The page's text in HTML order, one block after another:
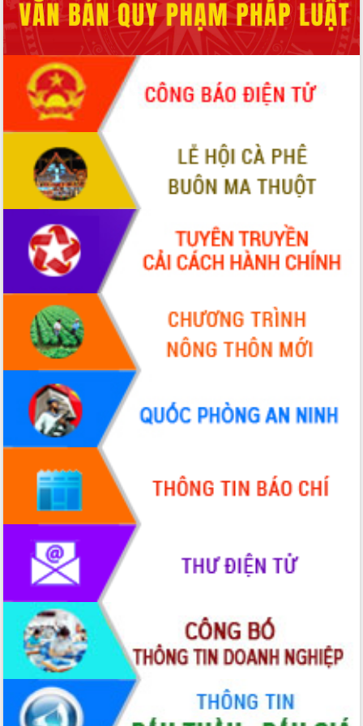
phá cơ chế - Hợp tác công tư
Đề án 06 tạo bước ngoặt đột phá trong
cải cách hành chính tỉnh Đắk Lắk
Kết nối tour, đẩy mạnh chuyển đổi số
để phát triển du lịch Đắk Lắk
Khởi động Dự án Đầu tư xây dựng hạ
tầng kỹ thuật Cụm công nghiệp Tân
Tiến
Gặp mặt các cơ quan báo chí nhân Kỷ
niệm 101 năm Ngày Báo chí Cách
mạng Việt Nam
Đắk Lắk sơ kết 4 năm triển khai thực
hiện Đề án 06 của Chính phủ
Họp báo thông tin về Hội nghị Công bố
Quy hoạch và Xúc tiến đầu tư tỉnh Đắk
Khơi thông điểm nghẽn, đẩy nhanh
giải ngân vốn khắc phục thiên tai
HĐND tỉnh thông qua điều chỉnh Quy
hoạch tỉnh thời kỳ 2021-2030
Hội thảo góp ý hồ sơ điều chỉnh quy
hoạch tỉnh Đắk Lắk thời kỳ 2021-2030,
tầm nhìn đến năm 2050
Nâng cao hiệu quả hoạt động của các
doanh nghiệp nhà nước
Hội nghị triển khai kết nối mạng
truyền số liệu chuyên dùng phục vụ cơ
quan Đảng, Nhà nước
Lễ phát động chuỗi hoạt động chung
tay làm sạch môi trường
Xã Ea Kar bước chuyển mình trong
công tác cải cách hành chính mô hình
UBND tỉnh họp báo định kỳ tháng 4
năm 2026
Hội thảo khoa học “Giải pháp thúc đẩy
phát triển nền kinh tế xanh tại tỉnh
Đắk Lắk”
Tăng cường giám sát, đôn đốc thực
hiện nhiệm vụ quản lý tài sản công
hàng tuần